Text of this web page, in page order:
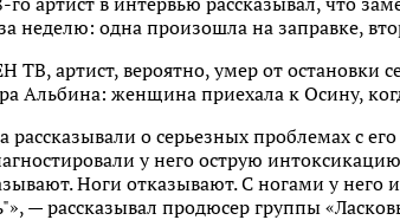
неделю: одна произошла на заправке,
ТВ, артист, вероятно, умер от остановки
Альбина: женщина приехала к Осину,
рассказывали о серьезных проблемах с
у него острую
Ноги отказывают. С ногами у
— рассказывал продюсер группы